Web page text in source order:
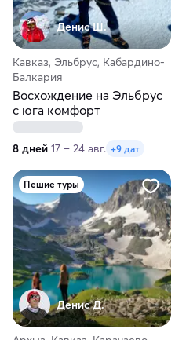
Денис Ш.
Кавказ, Эльбрус, Кабардино-
Балкария
Восхождение на Эльбрус
с юга комфорт
8 дней 17 – 24 авг. +9 дат
Пешие туры
Денис Д.